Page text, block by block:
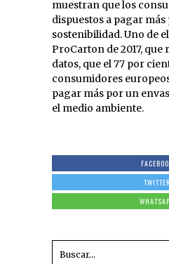
muestran que los
dispuestos a pagar más
sostenibilidad. Uno de
ProCarton de 2017,
datos, que el 77 por
consumidores
pagar más por un
el medio ambiente.
TWITTER